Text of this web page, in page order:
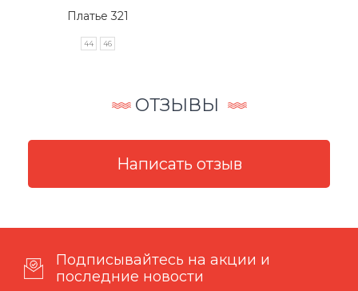
Платье 321
44 46
ОТЗЫВЫ
Подписывайтесь на акции и
последние новости